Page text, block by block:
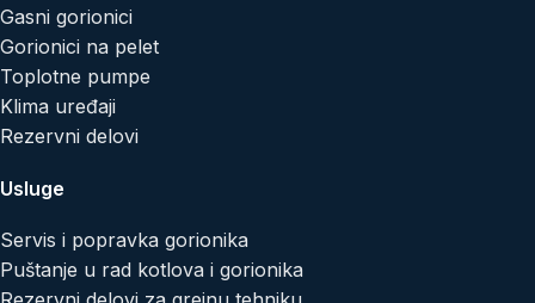
Gasni gorionici
Gorionici na pelet
Toplotne pumpe
Klima uređaji
Rezervni delovi
Usluge
Servis i popravka gorionika
Puštanje u rad kotlova i gorionika